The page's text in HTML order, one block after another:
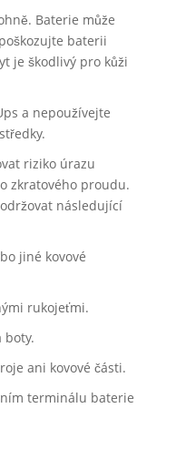
Baterie může
baterii
je škodlivý pro kůži
a nepoužívejte
riziko úrazu
zkratového proudu.
následující
jiné kovové
rukojeťmi.
boty.
ani kovové části.
terminálu baterie